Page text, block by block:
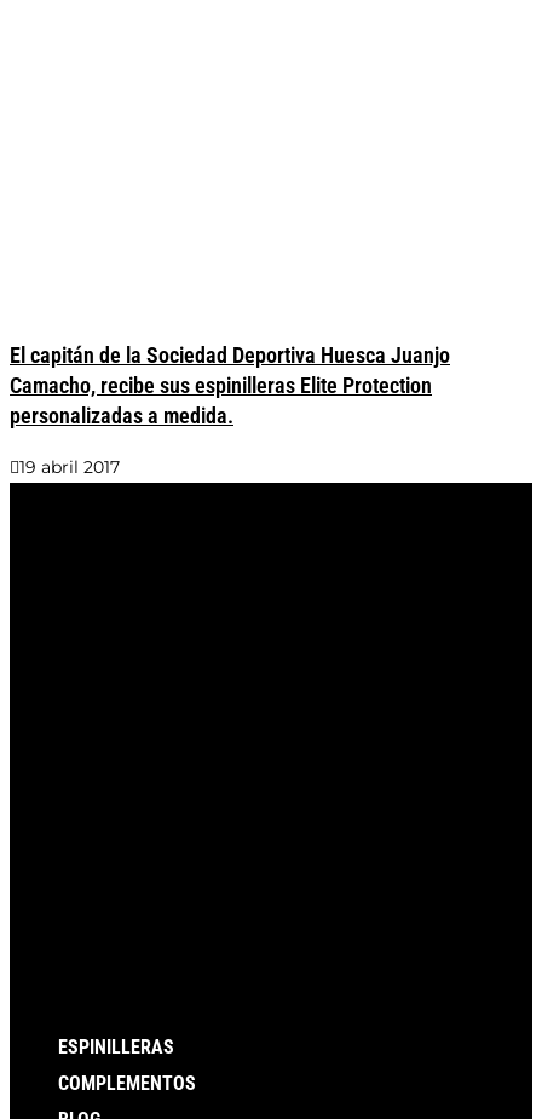
El capitán de la Sociedad Deportiva Huesca Juanjo
Camacho, recibe sus espinilleras Elite Protection
personalizadas a medida.
19 abril 2017
ESPINILLERAS
COMPLEMENTOS